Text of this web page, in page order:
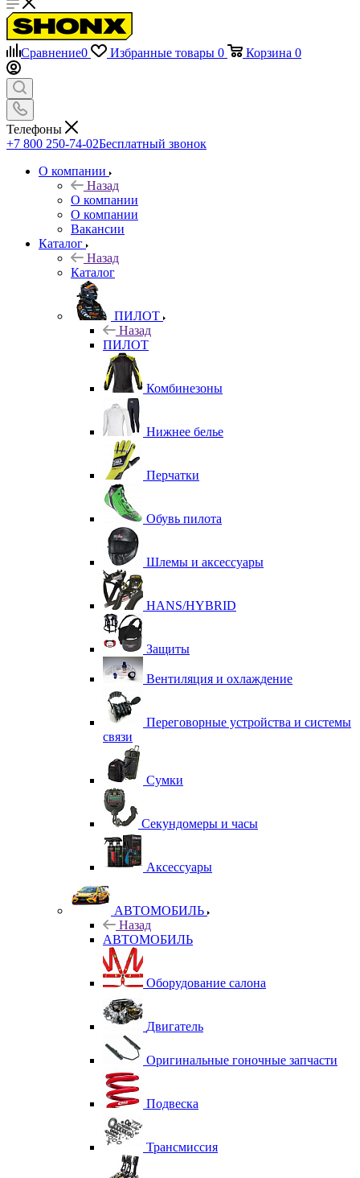
Сравнение0 Избранные товары 0 Корзина 0
Телефоны
+7 800 250-74-02Бесплатный звонок
О компании
Назад
О компании
О компании
Вакансии
Каталог
Назад
Каталог
ПИЛОТ
Назад
ПИЛОТ
Комбинезоны
Нижнее белье
Перчатки
Обувь пилота
Шлемы и аксессуары
HANS/HYBRID
Защиты
Вентиляция и охлаждение
Переговорные устройства и системы
связи
Сумки
Секундомеры и часы
Аксессуары
АВТОМОБИЛЬ
Назад
АВТОМОБИЛЬ
Оборудование салона
Двигатель
Оригинальные гоночные запчасти
Подвеска
Трансмиссия